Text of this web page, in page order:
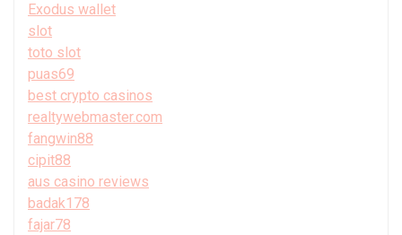
Exodus wallet
slot
toto slot
puas69
best crypto casinos
realtywebmaster.com
fangwin88
cipit88
aus casino reviews
badak178
fajar78